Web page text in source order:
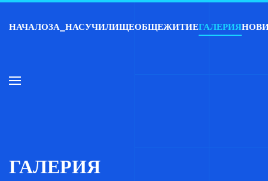
Skip to main content
НАЧАЛОЗА_НАСУЧИЛИЩЕОБЩЕЖИТИЕГАЛЕРИЯ
ГАЛЕРИЯ